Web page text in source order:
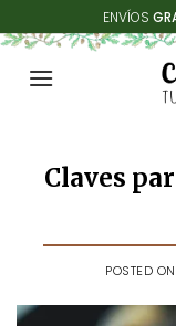
al
contenido
ENVÍOS
Claves
POSTED ON